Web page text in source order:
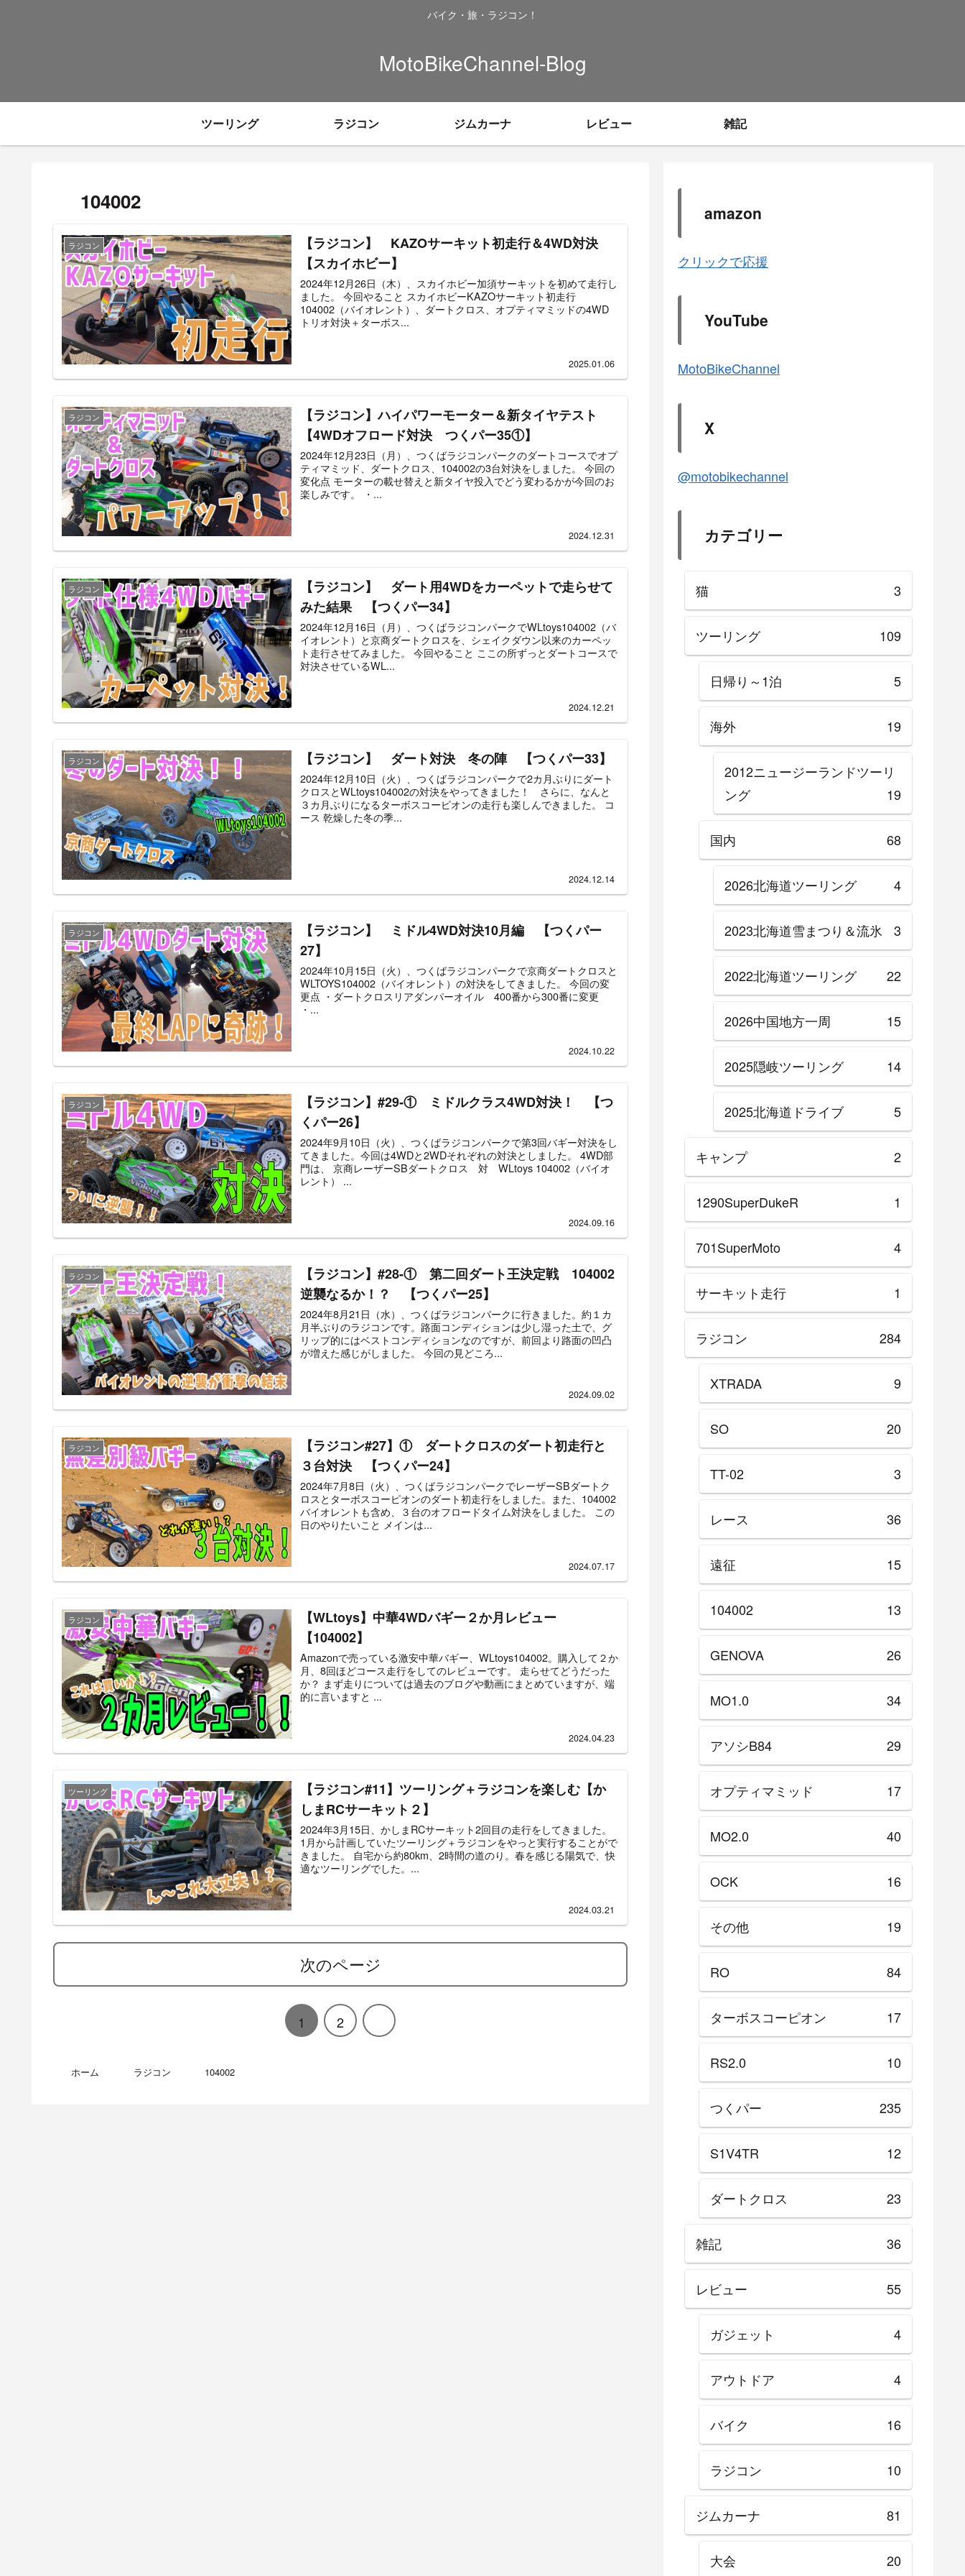
バイク・旅・ラジコン！
MotoBikeChannel-Blog
ツーリング ラジコン ジムカーナ レビュー 雑記
104002
ラジコン
【ラジコン】 KAZOサーキット初走行＆4WD対決
【スカイホビー】
2024年12月26日（木）、スカイホビー加須サーキットを初めて走行し
ました。 今回やること スカイホビーKAZOサーキット初走行
104002（バイオレント）、ダートクロス、オプティマミッドの4WD
トリオ対決＋ターボス...
2025.01.06
ラジコン
【ラジコン】ハイパワーモーター＆新タイヤテスト
【4WDオフロード対決 つくパー35①】
2024年12月23日（月）、つくばラジコンパークのダートコースでオプ
ティマミッド、ダートクロス、104002の3台対決をしました。 今回の
変化点 モーターの載せ替えと新タイヤ投入でどう変わるかが今回のお
楽しみです。 ・...
2024.12.31
ラジコン
【ラジコン】 ダート用4WDをカーペットで走らせて
みた結果 【つくパー34】
2024年12月16日（月）、つくばラジコンパークでWLtoys104002（バ
イオレント）と京商ダートクロスを、シェイクダウン以来のカーペッ
ト走行させてみました。 今回やること ここの所ずっとダートコースで
対決させているWL...
2024.12.21
ラジコン 【ラジコン】 ダート対決 冬の陣 【つくパー33】
2024年12月10日（火）、つくばラジコンパークで2カ月ぶりにダート
クロスとWLtoys104002の対決をやってきました！ さらに、なんと
３カ月ぶりになるターボスコーピオンの走行も楽しんできました。 コ
ース 乾燥した冬の季...
2024.12.14
ラジコン
【ラジコン】 ミドル4WD対決10月編 【つくパー
27】
2024年10月15日（火）、つくばラジコンパークで京商ダートクロスと
WLTOYS104002（バイオレント）の対決をしてきました。 今回の変
更点 ・ダートクロスリアダンパーオイル 400番から300番に変更
・...
2024.10.22
ラジコン
【ラジコン】#29‐① ミドルクラス4WD対決！ 【つ
くパー26】
2024年9月10日（火）、つくばラジコンパークで第3回バギー対決をし
てきました。今回は4WDと2WDそれぞれの対決としました。 4WD部
門は、 京商レーザーSBダートクロス 対 WLtoys 104002（バイオ
レント） ...
2024.09.16
ラジコン
【ラジコン】#28-① 第二回ダート王決定戦 104002
逆襲なるか！？ 【つくパー25】
2024年8月21日（水）、つくばラジコンパークに行きました。約１カ
月半ぶりのラジコンです。路面コンディションは少し湿った土で、グ
リップ的にはベストコンディションなのですが、前回より路面の凹凸
が増えた感じがしました。 今回の見どころ...
2024.09.02
ラジコン
【ラジコン#27】① ダートクロスのダート初走行と
３台対決 【つくパー24】
2024年7月8日（火）、つくばラジコンパークでレーザーSBダートク
ロスとターボスコーピオンのダート初走行をしました。また、104002
バイオレントも含め、３台のオフロードタイム対決をしました。 この
日のやりたいこと メインは...
2024.07.17
ラジコン
【WLtoys】中華4WDバギー２か月レビュー
【104002】
Amazonで売っている激安中華バギー、WLtoys104002。購入して２か
月、8回ほどコース走行をしてのレビューです。 走らせてどうだった
か？ まず走りについては過去のブログや動画にまとめていますが、端
的に言いますと ...
2024.04.23
ツーリング
【ラジコン#11】ツーリング＋ラジコンを楽しむ【か
しまRCサーキット２】
2024年3月15日、かしまRCサーキット2回目の走行をしてきました。
1月から計画していたツーリング＋ラジコンをやっと実行することがで
きました。 自宅から約80km、2時間の道のり。春を感じる陽気で、快
適なツーリングでした。...
2024.03.21
次のページ
1 2
ホーム ラジコン 104002
amazon
クリックで応援
YouTube
MotoBikeChannel
X
@motobikechannel
カテゴリー
猫 3
ツーリング 109
日帰り～1泊 5
海外 19
2012ニュージーランドツーリ
ング
19
国内 68
2026北海道ツーリング 4
2023北海道雪まつり＆流氷 3
2022北海道ツーリング 22
2026中国地方一周 15
2025隠岐ツーリング 14
2025北海道ドライブ 5
キャンプ 2
1290SuperDukeR 1
701SuperMoto 4
サーキット走行 1
ラジコン 284
XTRADA 9
SO 20
TT-02 3
レース 36
遠征 15
104002 13
GENOVA 26
MO1.0 34
アソシB84 29
オプティマミッド 17
MO2.0 40
OCK 16
その他 19
RO 84
ターボスコーピオン 17
RS2.0 10
つくパー 235
S1V4TR 12
ダートクロス 23
雑記 36
レビュー 55
ガジェット 4
アウトドア 4
バイク 16
ラジコン 10
ジムカーナ 81
大会 20